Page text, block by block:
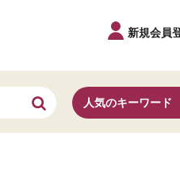
新規会員
人気のキーワード